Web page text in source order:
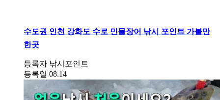
수도권 인천 강화도 수로 민물장어 낚시 포인트 가볼만
한곳
등록자 낚시포인트
등록일 08.14